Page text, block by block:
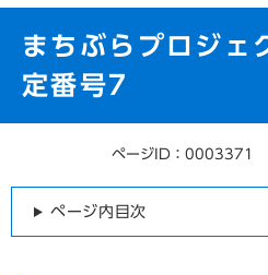
まちぶらプロジェ
定番号7
ページID：0003371
ページ内目次